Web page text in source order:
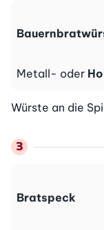
Metall- oder
Würste an die
Bratspeck